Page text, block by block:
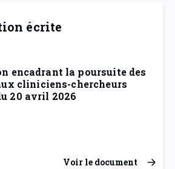
écrite
encadrant la poursuite des
cliniciens-chercheurs
20 avril 2026
Voir le document